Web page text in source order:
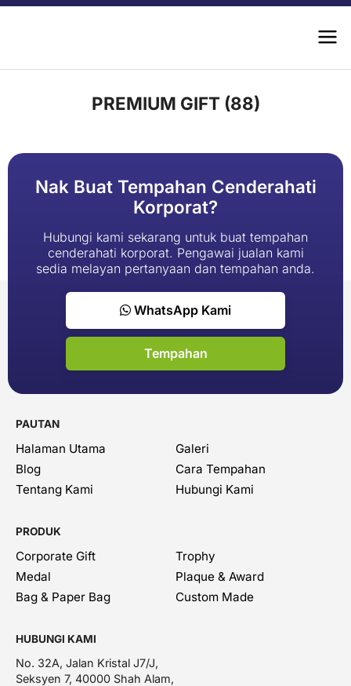
PREMIUM GIFT (88)
Nak Buat Tempahan Cenderahati
Korporat?
Hubungi kami sekarang untuk buat tempahan
cenderahati korporat. Pengawai jualan kami
sedia melayan pertanyaan dan tempahan anda.
WhatsApp Kami
Tempahan
PAUTAN
Halaman Utama
Galeri
Blog
Cara Tempahan
Tentang Kami
Hubungi Kami
PRODUK
Corporate Gift
Trophy
Medal
Plaque & Award
Bag & Paper Bag
Custom Made
HUBUNGI KAMI
No. 32A, Jalan Kristal J7/J,
Seksyen 7, 40000 Shah Alam,